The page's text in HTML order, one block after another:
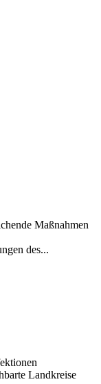
Maßnahmen
des...
Landkreise